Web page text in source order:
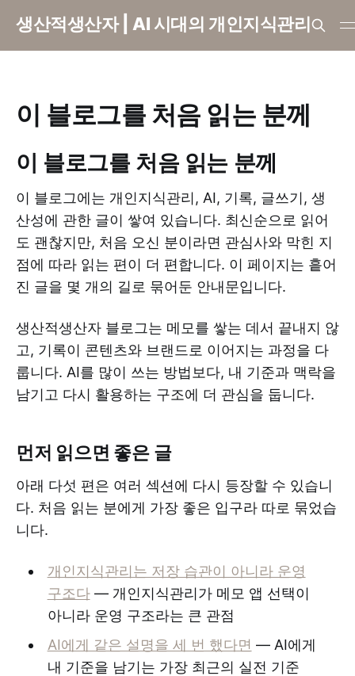
생산적생산자 | AI 시대의 개인지식관리
이 블로그를 처음 읽는 분께
이 블로그를 처음 읽는 분께
이 블로그에는 개인지식관리, AI, 기록, 글쓰기, 생
산성에 관한 글이 쌓여 있습니다. 최신순으로 읽어
도 괜찮지만, 처음 오신 분이라면 관심사와 막힌 지
점에 따라 읽는 편이 더 편합니다. 이 페이지는 흩어
진 글을 몇 개의 길로 묶어둔 안내문입니다.
생산적생산자 블로그는 메모를 쌓는 데서 끝내지 않
고, 기록이 콘텐츠와 브랜드로 이어지는 과정을 다
룹니다. AI를 많이 쓰는 방법보다, 내 기준과 맥락을
남기고 다시 활용하는 구조에 더 관심을 둡니다.
먼저 읽으면 좋은 글
아래 다섯 편은 여러 섹션에 다시 등장할 수 있습니
다. 처음 읽는 분에게 가장 좋은 입구라 따로 묶었습
니다.
개인지식관리는 저장 습관이 아니라 운영
구조다— 개인지식관리가 메모 앱 선택이
아니라 운영 구조라는 큰 관점
AI에게 같은 설명을 세 번 했다면 — AI에게
내 기준을 남기는 가장 최근의 실전 기준